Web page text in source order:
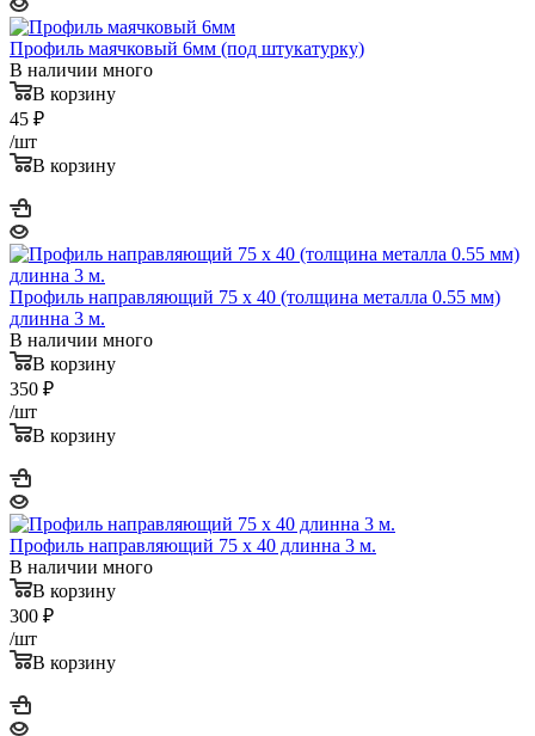
Профиль маячковый 6мм (под штукатурку)
В наличии много
В корзину
45 ₽
/шт
В корзину
Профиль направляющий 75 x 40 (толщина металла 0.55 мм)
длинна 3 м.
В наличии много
В корзину
350 ₽
/шт
В корзину
Профиль направляющий 75 x 40 длинна 3 м.
В наличии много
В корзину
300 ₽
/шт
В корзину